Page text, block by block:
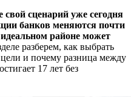
сценарий уже сегодня
банков меняются почти
районе может
разберем, как выбрать
и почему разница между
17 лет без